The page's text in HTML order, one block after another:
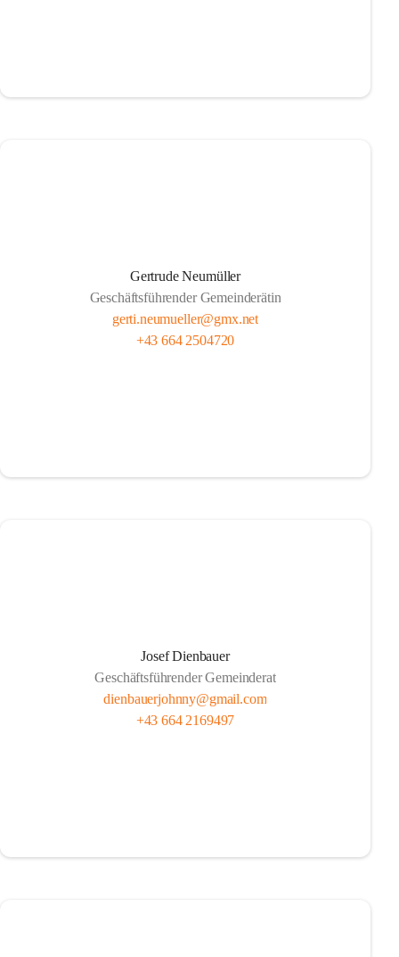
Gertrude Neumüller
Geschäftsführender Gemeinderätin
gerti.neumueller@gmx.net
+43 664 2504720
Josef Dienbauer
Geschäftsführender Gemeinderat
dienbauerjohnny@gmail.com
+43 664 2169497